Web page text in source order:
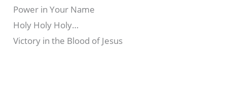
Power in Your Name
Holy Holy Holy…
Victory in the Blood of Jesus